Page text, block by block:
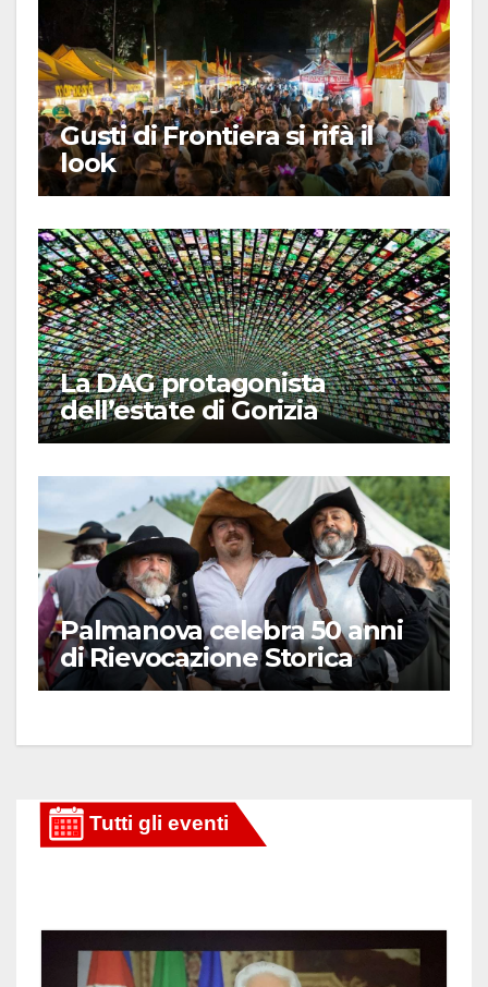
Gusti di Frontiera si rifà il
look
La DAG protagonista
dell’estate di Gorizia
Palmanova celebra 50 anni
di Rievocazione Storica